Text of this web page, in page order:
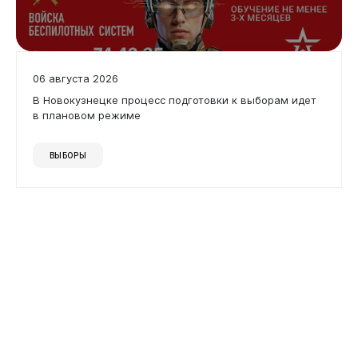
06 августа 2026
В Новокузнецке процесс подготовки к выборам идет
в плановом режиме
ВЫБОРЫ